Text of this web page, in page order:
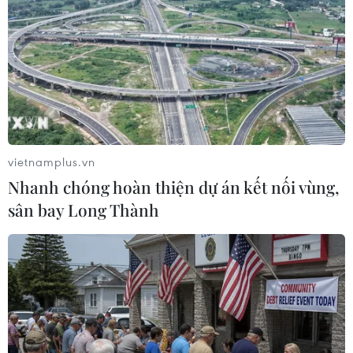
Cảnh báo thủ đoạn lừa đảo đưa lao
động thời vụ sang Hàn Quốc
06/08/2026 04:11
24 năm tù cho 2 vợ chồng tổ
chức “bay lắc” tại Hà Nội
06/08/2026 03:46
Khởi tố thêm 6 đối tượng vụ lập
khống hồ sơ bảo hiểm y tế ở Đắk Lắk
05/08/2026 14:55
vietnamplus.vn
Nhanh chóng hoàn thiện dự án kết nối vùng,
sân bay Long Thành